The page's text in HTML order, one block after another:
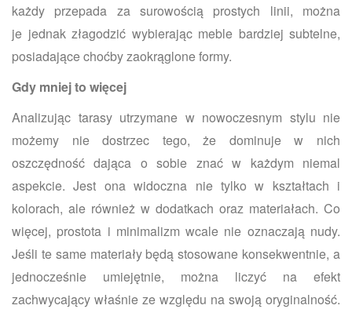
każdy przepada za surowością prostych linii, można
je jednak złagodzić wybierając meble bardziej subtelne,
posiadające choćby zaokrąglone formy.
Gdy mniej to więcej
Analizując tarasy utrzymane w nowoczesnym stylu nie
możemy nie dostrzec tego, że dominuje w nich
oszczędność dająca o sobie znać w każdym niemal
aspekcie. Jest ona widoczna nie tylko w kształtach i
kolorach, ale również w dodatkach oraz materiałach. Co
więcej, prostota i minimalizm wcale nie oznaczają nudy.
Jeśli te same materiały będą stosowane konsekwentnie, a
jednocześnie umiejętnie, można liczyć na efekt
zachwycający właśnie ze względu na swoją oryginalność.